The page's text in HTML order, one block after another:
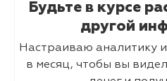
Будьте в курсе
другой
Настраиваю аналитику
в месяц, чтобы вы